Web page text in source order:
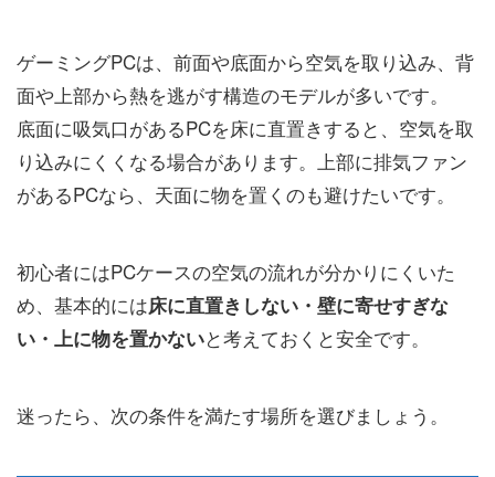
ゲーミングPCは、前面や底面から空気を取り込み、背
面や上部から熱を逃がす構造のモデルが多いです。
底面に吸気口があるPCを床に直置きすると、空気を取
り込みにくくなる場合があります。上部に排気ファン
があるPCなら、天面に物を置くのも避けたいです。
初心者にはPCケースの空気の流れが分かりにくいた
め、基本的には床に直置きしない・壁に寄せすぎな
い・上に物を置かないと考えておくと安全です。
迷ったら、次の条件を満たす場所を選びましょう。